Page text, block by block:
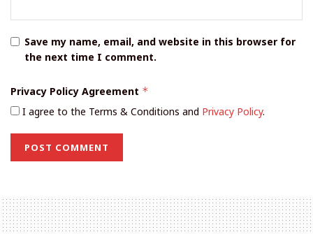
Save my name, email, and website in this browser for
the next time I comment.
Privacy Policy Agreement *
I agree to the Terms & Conditions and Privacy Policy.